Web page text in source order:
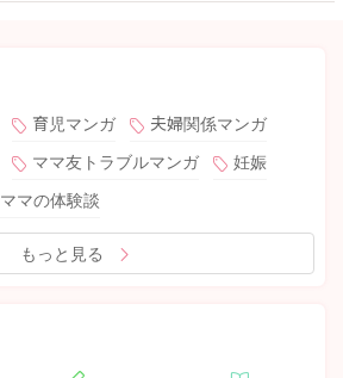
育児マンガ
夫婦関係マンガ
ママ友トラブルマンガ
妊娠
ママの体験談
もっと見る